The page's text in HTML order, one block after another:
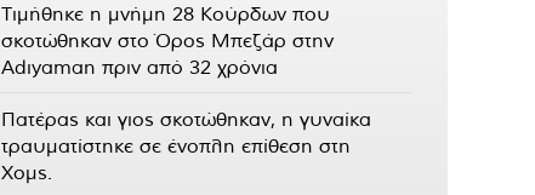
Τιμήθηκε η μνήμη 28 Κούρδων που
σκοτώθηκαν στο Όρος Μπεζάρ στην
Adıyaman πριν από 32 χρόνια
Πατέρας και γιος σκοτώθηκαν, η γυναίκα
τραυματίστηκε σε ένοπλη επίθεση στη
Χομς.